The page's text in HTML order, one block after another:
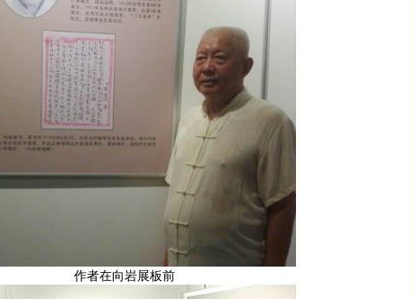
作者在向岩展板前